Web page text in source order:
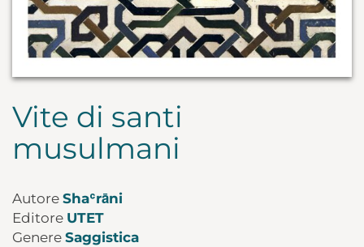
Vite di santi
musulmani
Autore Shaʿrāni
Editore UTET
Genere Saggistica